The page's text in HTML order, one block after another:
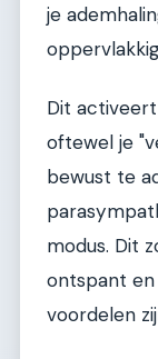
je
Dit
oftewel je
bewust te
modus. Dit
ontspant
voordelen